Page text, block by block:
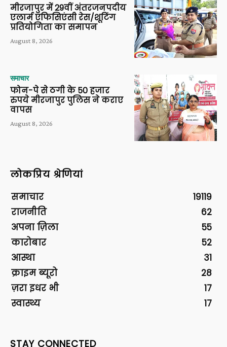
मीरजापुर में 29वीं अंतरजनपदीय
एलार्म एफिसिएंसी रेस/शूटिंग
प्रतियोगिता का समापन
August 8, 2026
समाचार
फोन-पे से ठगी के 50 हजार
रुपये मीरजापुर पुलिस ने कराए
वापस
August 8, 2026
लोकप्रिय श्रेणियां
समाचार
19119
राजनीति
62
अपना ज़िला
55
कारोबार
52
आस्था
31
क्राइम ब्यूरो
28
ज़रा इधर भी
17
स्वास्थ्य
17
STAY CONNECTED